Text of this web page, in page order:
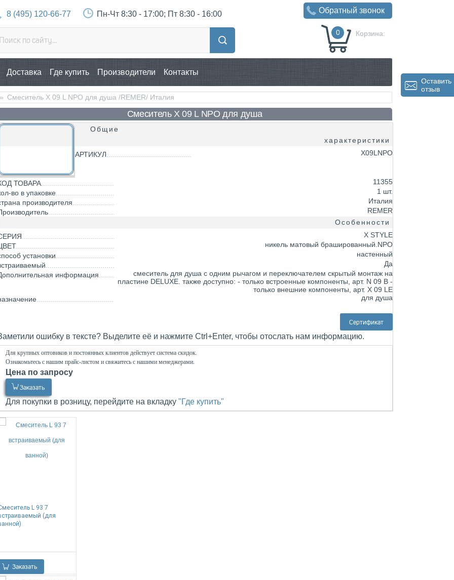
Корзина:
0
8 (495) 120-66-77 Пн-Чт 8:30 - 17:00; Пт 8:30 - 16:00 Обратный звонок
Доставка Где купить Производители Контакты
» Смеситель X 09 L NPO для душа /REMER/ Италия
Смеситель X 09 L NPO для душа
Общие
характеристики
АРТИКУЛ
X09LNPO
ТОВАРА
11355
во в упаковке
1 шт.
производителя
Италия
REMER
Особенности
X STYLE
никель матовый брашированный.NPO
установки
настенный
Да
информация
смеситель для душа с одним рычагом и переключателем скрытый монтаж на
пластине DELUXE. также доступно: - только встроенные компоненты, арт. N 09 B -
только внешние компоненты, арт. X 09 LE
для душа
Сертификат
ошибку в тексте? Выделите её и нажмите Ctrl+Enter, чтобы отослать нам информацию.
Для крупных оптовиков и постоянных клиентов действует система скидок.
Ознакомьтесь с нашим прайс-листом и свяжитесь с нашими менеджерами.
Цена по запросу
Заказать
Для покупки в розницу, перейдите на вкладку "Где купить"
L 93 7
(для
Заказать
Оставить
отзыв